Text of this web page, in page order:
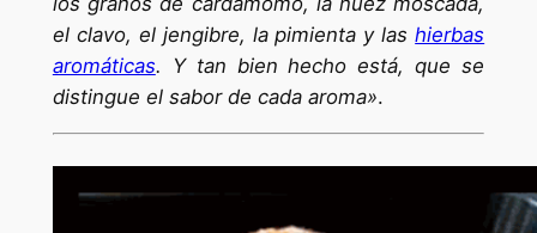
el clavo, el jengibre, la pimienta y lashierbas
aromáticas. Y tan bien hecho está, que se
distingue el sabor de cada aroma».